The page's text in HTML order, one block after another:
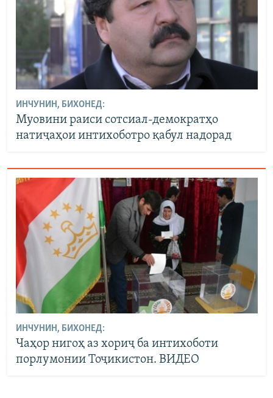
ИНЧУНИН, БИХОНЕД:
Муовини раиси сотсиал-демократҳо
натиҷаҳои интихоботро қабул надорад
ИНЧУНИН, БИХОНЕД:
Чаҳор нигоҳ аз хориҷ ба интихоботи
порлумонии Тоҷикистон. ВИДЕО